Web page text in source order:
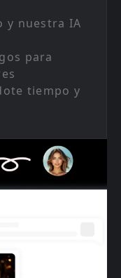
y nuestra IA
para
tiempo y